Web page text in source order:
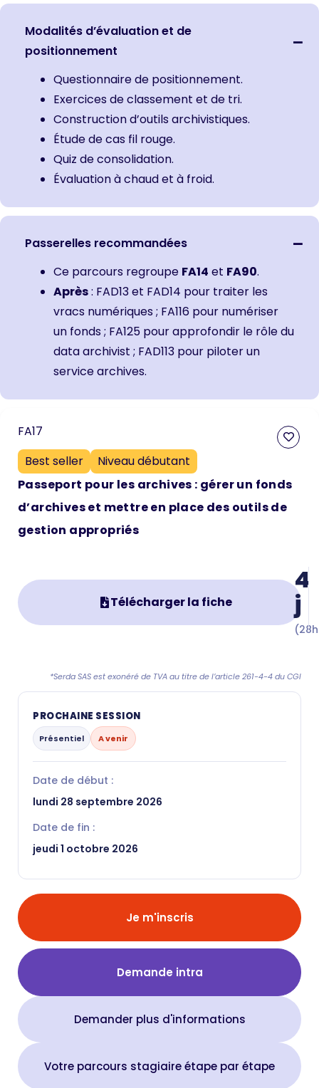
Modalités d’évaluation et de
positionnement
Questionnaire de positionnement.
Exercices de classement et de tri.
Construction d’outils archivistiques.
Étude de cas fil rouge.
Quiz de consolidation.
Évaluation à chaud et à froid.
Passerelles recommandées
Ce parcours regroupe FA14 et FA90.
Après: FAD13et FAD14 pour traiter les
vracs numériques ; FA116 pour numériser
un fonds ; FA125 pour approfondir le rôle du
data archivist ; FAD113 pour piloter un
service archives.
FA17
Best seller
Niveau débutant
Passeport pour les archives : gérer un fonds
d’archives et mettre en place des outils de
gestion appropriés
Télécharger la fiche
4
j
*Serda SAS est exonéré de TVA au titre de l’article 261-4-4 du CGI
PROCHAINE SESSION
Présentiel A venir
Date de début :
lundi 28 septembre 2026
Date de fin :
jeudi 1 octobre 2026
Je m'inscris
Demande intra
Demander plus d'informations
Votre parcours stagiaire étape par étape